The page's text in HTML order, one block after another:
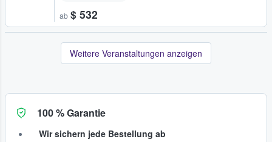
ab $ 532
Weitere Veranstaltungen anzeigen
100 % Garantie
Wir sichern jede Bestellung ab